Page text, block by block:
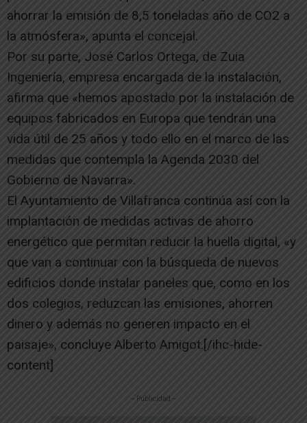
ahorrar la emisión de 8,5 toneladas año de CO2 a
la atmósfera», apunta el concejal.
Por su parte, José Carlos Ortega, de Zuia
Ingeniería, empresa encargada de la instalación,
afirma que «hemos apostado por la instalación de
equipos fabricados en Europa que tendrán una
vida útil de 25 años y todo ello en el marco de las
medidas que contempla la Agenda 2030 del
Gobierno de Navarra».
El Ayuntamiento de Villafranca continúa así con la
implantación de medidas activas de ahorro
energético que permitan reducir la huella digital, «y
que van a continuar con la búsqueda de nuevos
edificios donde instalar paneles que, como en los
dos colegios, reduzcan las emisiones, ahorren
dinero y además no generen impacto en el
paisaje», concluye Alberto Amigot.[/ihc-hide-
content]
-- Publicidad --